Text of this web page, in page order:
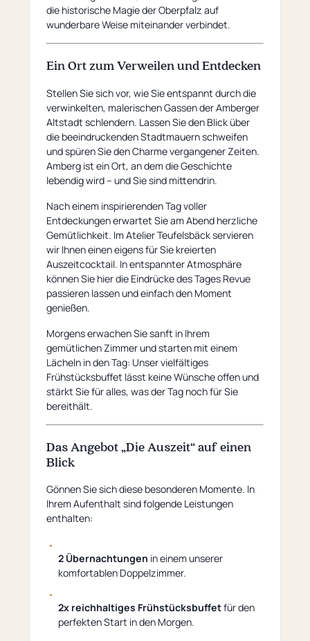
die historische Magie der Oberpfalz auf
wunderbare Weise miteinander verbindet.
Ein Ort zum Verweilen und Entdecken
Stellen Sie sich vor, wie Sie entspannt durch die
verwinkelten, malerischen Gassen der Amberger
Altstadt schlendern. Lassen Sie den Blick über
die beeindruckenden Stadtmauern schweifen
und spüren Sie den Charme vergangener Zeiten.
Amberg ist ein Ort, an dem die Geschichte
lebendig wird – und Sie sind mittendrin.
Nach einem inspirierenden Tag voller
Entdeckungen erwartet Sie am Abend herzliche
Gemütlichkeit. Im Atelier Teufelsbäck servieren
wir Ihnen einen eigens für Sie kreierten
Auszeitcocktail. In entspannter Atmosphäre
können Sie hier die Eindrücke des Tages Revue
passieren lassen und einfach den Moment
genießen.
Morgens erwachen Sie sanft in Ihrem
gemütlichen Zimmer und starten mit einem
Lächeln in den Tag: Unser vielfältiges
Frühstücksbuffet lässt keine Wünsche offen und
stärkt Sie für alles, was der Tag noch für Sie
bereithält.
Das Angebot „Die Auszeit“ auf einen
Blick
Gönnen Sie sich diese besonderen Momente. In
Ihrem Aufenthalt sind folgende Leistungen
enthalten:
2 Übernachtungen in einem unserer
komfortablen Doppelzimmer.
2x reichhaltiges Frühstücksbuffetfür den
perfekten Start in den Morgen.